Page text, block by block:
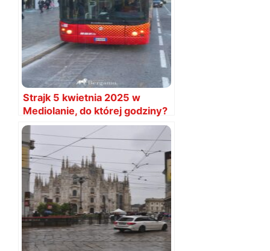
Strajk 5 kwietnia 2025 w
Mediolanie, do której godziny?
Metro i transport